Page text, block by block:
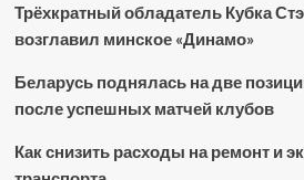
Трёхкратный обладатель Кубка
возглавил минское «Динамо»
Беларусь поднялась на две
после успешных матчей клубов
Как снизить расходы на ремонт и